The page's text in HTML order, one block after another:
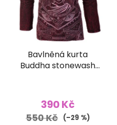
Bavlněná kurta
Buddha stonewash
390 Kč
550 Kč (–29 %)